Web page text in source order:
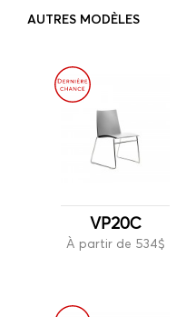
AUTRES MODÈLES
VP20C
À partir de 534$